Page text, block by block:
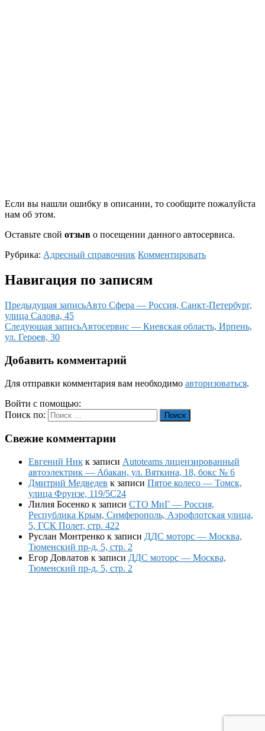
Если вы нашли ошибку в описании, то сообщите пожалуйста
нам об этом.
Оставьте свой отзыв о посещении данного автосервиса.
Рубрика: Адресный справочник Комментировать
Навигация по записям
Предыдущая записьАвто Сфера — Россия, Санкт-Петербург,
улица Салова, 45
Следующая записьАвтосервис — Киевская область, Ирпень,
ул. Героев, 30
Добавить комментарий
Для отправки комментария вам необходимо авторизоваться.
Войти с помощью:
Поиск по:
Поиск
Свежие комментарии
Евгений Ник к записи Autoteams лицензированный
автоэлектрик — Абакан, ул. Вяткина, 18, бокс № 6
Дмитрий Медведев к записи Пятое колесо — Томск,
улица Фрунзе, 119/5С24
Лилия Босенко к записи СТО МиГ — Россия,
Республика Крым, Симферополь, Аэрофлотская улица,
5, ГСК Полет, стр. 422
Руслан Монтренко к записи ДДС моторс — Москва,
Тюменский пр-д, 5, стр. 2
Егор Довлатов к записи ДДС моторс — Москва,
Тюменский пр-д, 5, стр. 2